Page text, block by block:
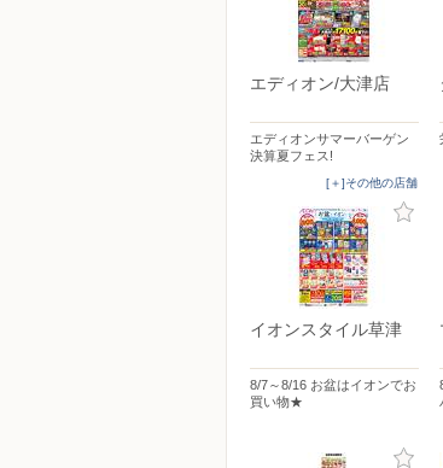
エディオン/大津店
エディオンサマーバーゲン
決算夏フェス!
[＋]その他の店舗
イオンスタイル草津
8/7～8/16 お盆はイオンでお
買い物★